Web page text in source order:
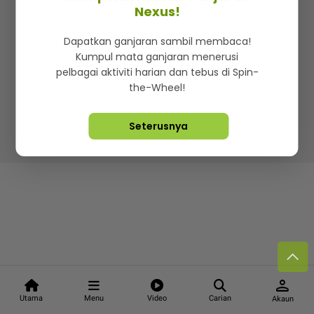
Utama Menu Video Carian
person
Akaun
Iklan di SMG360
Terma & Syarat Dasar Privasi
Lebih hot, viral dan sensasi
Hakcipta Terpelihara ©2026. Star Media Group Berhad
Nexus!
Dapatkan ganjaran sambil membaca!
Kumpul mata ganjaran menerusi
pelbagai aktiviti harian dan tebus di Spin-
the-Wheel!
Seterusnya